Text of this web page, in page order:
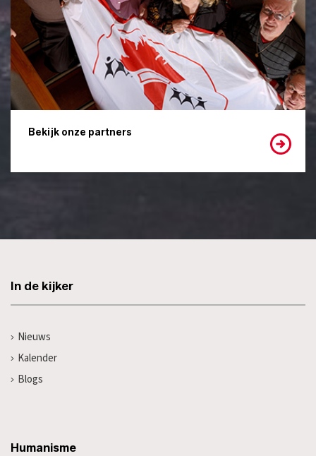
Bekijk onze partners
In de kijker
Nieuws
Kalender
Blogs
Humanisme